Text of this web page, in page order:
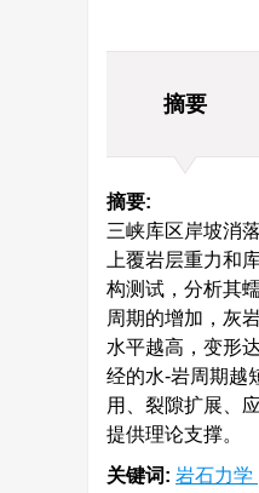
摘要
摘要:
三峡库区岸坡消
上覆岩层重力和
构测试，分析其
周期的增加，灰
水平越高，变形
经的水-岩周期越
用、裂隙扩展、
提供理论支撑。
关键词: 岩石力学